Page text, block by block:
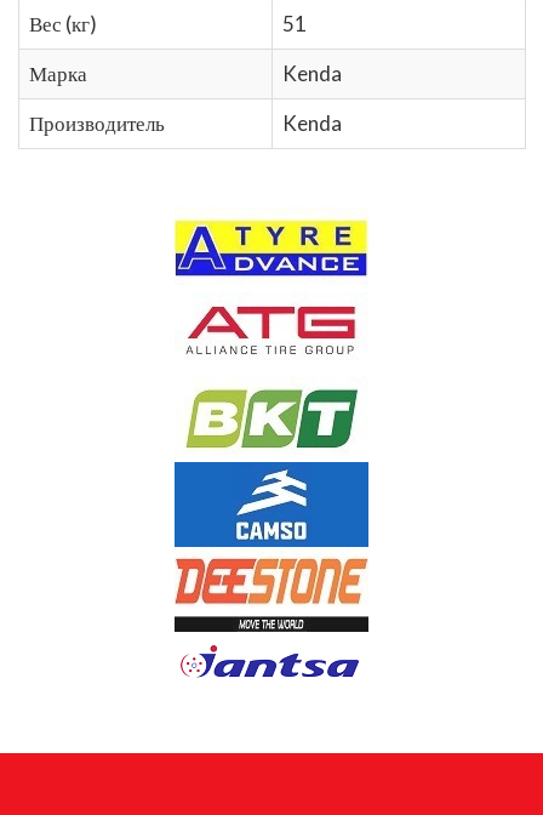
Вес (кг)
51
Марка
Kenda
Производитель
Kenda